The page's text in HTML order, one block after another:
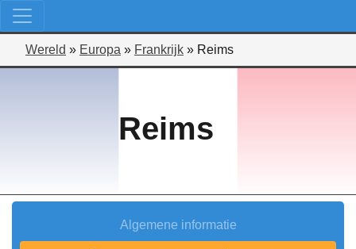
Wereld » Europa » Frankrijk » Reims
Reims
Algemene informatie